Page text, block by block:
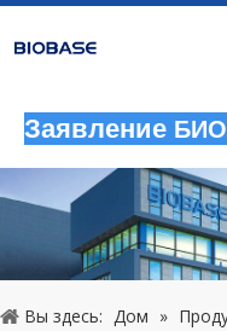
Заявление
Вы здесь: Дом »